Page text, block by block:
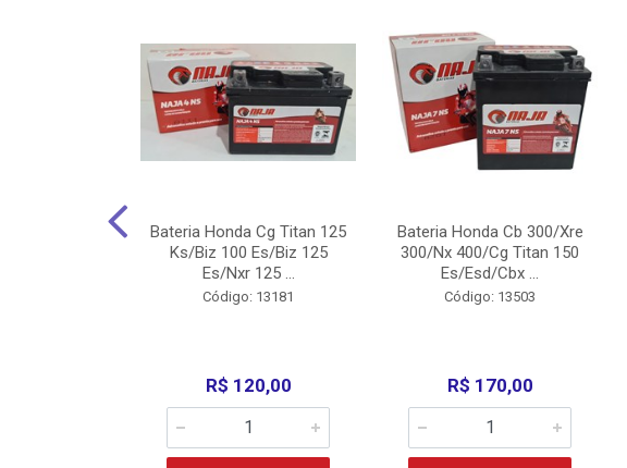
Bateria Honda Cg Titan 125
Ks/Biz 100 Es/Biz 125
Es/Nxr 125 ...
Código: 13181
R$ 120,00
Bateria Honda Cb 300/Xre
300/Nx 400/Cg Titan 150
Es/Esd/Cbx ...
Código: 13503
R$ 170,00